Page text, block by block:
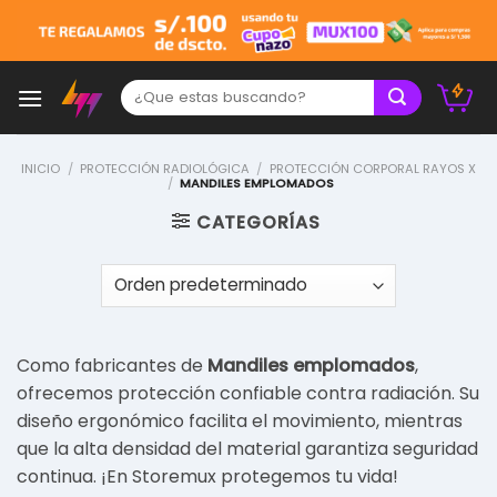
content
Buscar:
INICIO / PROTECCIÓN RADIOLÓGICA / PROTECCIÓN CORPORAL RAYOS X
/ MANDILES EMPLOMADOS
CATEGORÍAS
Como fabricantes de Mandiles emplomados,
ofrecemos protección confiable contra radiación. Su
diseño ergonómico facilita el movimiento, mientras
que la alta densidad del material garantiza seguridad
continua. ¡En Storemux protegemos tu vida!